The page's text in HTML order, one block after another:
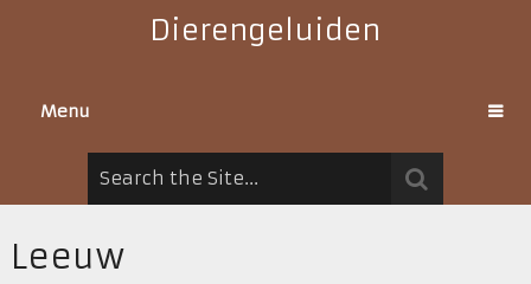
Dierengeluiden
Menu
Leeuw